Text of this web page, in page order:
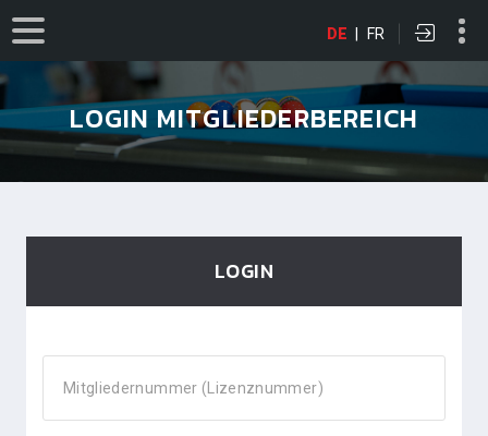
DE | FR
LOGIN MITGLIEDERBEREICH
LOGIN
Mitgliedernummer (Lizenznummer)